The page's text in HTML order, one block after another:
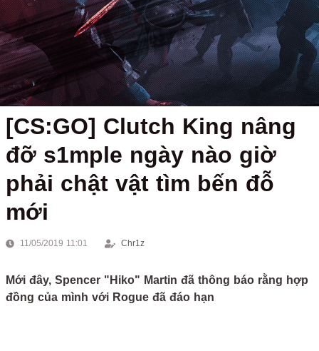
[CS:GO] Clutch King nâng
đỡ s1mple ngày nào giờ
phải chật vật tìm bến đỗ
mới
11/05/2019 11:01 Chr1z
Mới đây, Spencer "Hiko" Martin đã thông báo rằng hợp
đồng của mình với Rogue đã đáo hạn